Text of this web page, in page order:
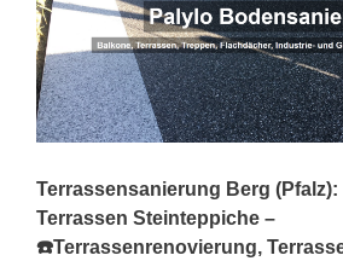
Terrassensanierung Berg
Terrassen Steinteppiche –
☎️Terrassenrenovierung,